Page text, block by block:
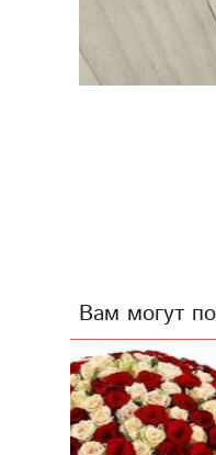
Вам могут